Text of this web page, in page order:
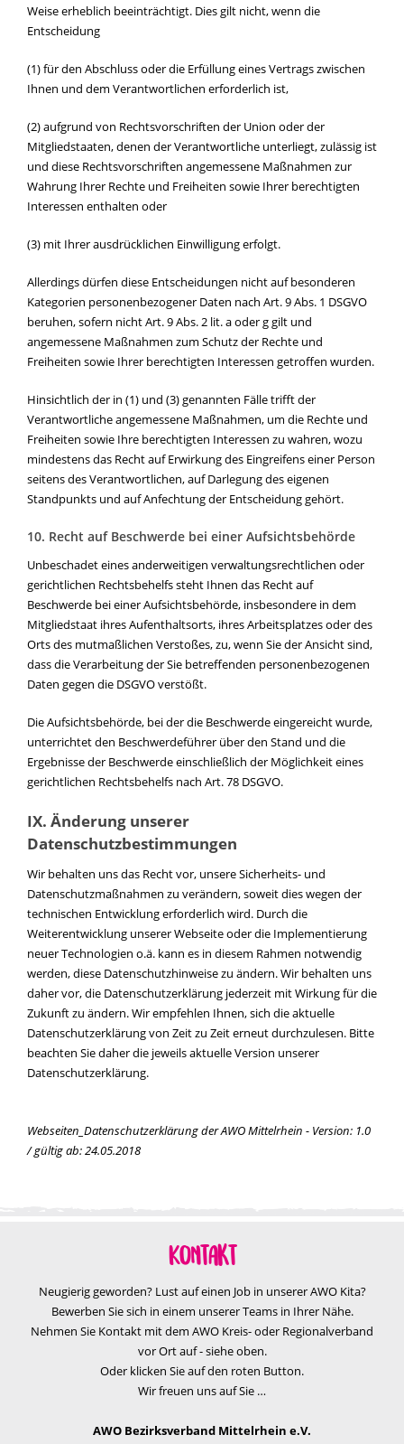
Weise erheblich beeinträchtigt. Dies gilt nicht, wenn die
Entscheidung
(1) für den Abschluss oder die Erfüllung eines Vertrags zwischen
Ihnen und dem Verantwortlichen erforderlich ist,
(2) aufgrund von Rechtsvorschriften der Union oder der
Mitgliedstaaten, denen der Verantwortliche unterliegt, zulässig ist
und diese Rechtsvorschriften angemessene Maßnahmen zur
Wahrung Ihrer Rechte und Freiheiten sowie Ihrer berechtigten
Interessen enthalten oder
(3) mit Ihrer ausdrücklichen Einwilligung erfolgt.
Allerdings dürfen diese Entscheidungen nicht auf besonderen
Kategorien personenbezogener Daten nach Art. 9 Abs. 1 DSGVO
beruhen, sofern nicht Art. 9 Abs. 2 lit. a oder g gilt und
angemessene Maßnahmen zum Schutz der Rechte und
Freiheiten sowie Ihrer berechtigten Interessen getroffen wurden.
Hinsichtlich der in (1) und (3) genannten Fälle trifft der
Verantwortliche angemessene Maßnahmen, um die Rechte und
Freiheiten sowie Ihre berechtigten Interessen zu wahren, wozu
mindestens das Recht auf Erwirkung des Eingreifens einer Person
seitens des Verantwortlichen, auf Darlegung des eigenen
Standpunkts und auf Anfechtung der Entscheidung gehört.
10. Recht auf Beschwerde bei einer Aufsichtsbehörde
Unbeschadet eines anderweitigen verwaltungsrechtlichen oder
gerichtlichen Rechtsbehelfs steht Ihnen das Recht auf
Beschwerde bei einer Aufsichtsbehörde, insbesondere in dem
Mitgliedstaat ihres Aufenthaltsorts, ihres Arbeitsplatzes oder des
Orts des mutmaßlichen Verstoßes, zu, wenn Sie der Ansicht sind,
dass die Verarbeitung der Sie betreffenden personenbezogenen
Daten gegen die DSGVO verstößt.
Die Aufsichtsbehörde, bei der die Beschwerde eingereicht wurde,
unterrichtet den Beschwerdeführer über den Stand und die
Ergebnisse der Beschwerde einschließlich der Möglichkeit eines
gerichtlichen Rechtsbehelfs nach Art. 78 DSGVO.
IX. Änderung unserer
Datenschutzbestimmungen
Wir behalten uns das Recht vor, unsere Sicherheits- und
Datenschutzmaßnahmen zu verändern, soweit dies wegen der
technischen Entwicklung erforderlich wird. Durch die
Weiterentwicklung unserer Webseite oder die Implementierung
neuer Technologien o.ä. kann es in diesem Rahmen notwendig
werden, diese Datenschutzhinweise zu ändern. Wir behalten uns
daher vor, die Datenschutzerklärung jederzeit mit Wirkung für die
Zukunft zu ändern. Wir empfehlen Ihnen, sich die aktuelle
Datenschutzerklärung von Zeit zu Zeit erneut durchzulesen. Bitte
beachten Sie daher die jeweils aktuelle Version unserer
Datenschutzerklärung.
Webseiten_Datenschutzerklärung der AWO Mittelrhein - Version: 1.0
/ gültig ab: 24.05.2018
Kontakt
Neugierig geworden? Lust auf einen Job in unserer AWO Kita?
Bewerben Sie sich in einem unserer Teams in Ihrer Nähe.
Nehmen Sie Kontakt mit dem AWO Kreis- oder Regionalverband
vor Ort auf - siehe oben.
Oder klicken Sie auf den roten Button.
Wir freuen uns auf Sie …
AWO Bezirksverband Mittelrhein e.V.